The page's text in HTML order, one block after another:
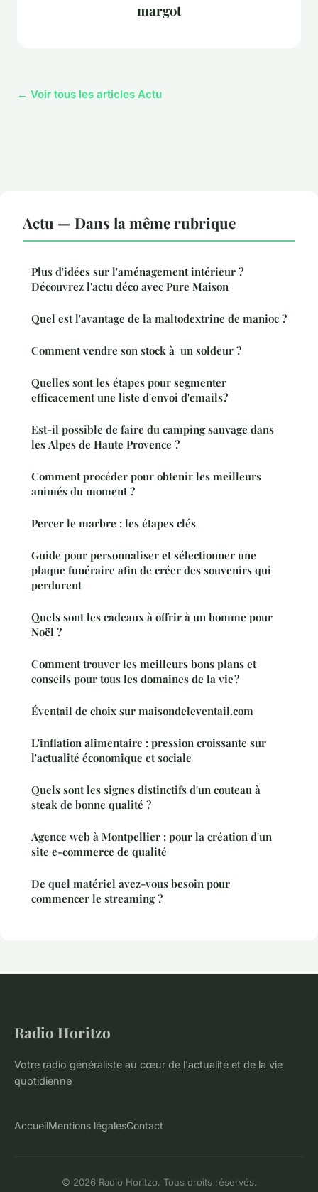
margot
← Voir tous les articles Actu
Actu — Dans la même rubrique
Plus d'idées sur l'aménagement intérieur ?
Découvrez l'actu déco avec Pure Maison
Quel est l'avantage de la maltodextrine de manioc ?
Comment vendre son stock à un soldeur ?
Quelles sont les étapes pour segmenter
efficacement une liste d'envoi d'emails?
Est-il possible de faire du camping sauvage dans
les Alpes de Haute Provence ?
Comment procéder pour obtenir les meilleurs
animés du moment ?
Percer le marbre : les étapes clés
Guide pour personnaliser et sélectionner une
plaque funéraire afin de créer des souvenirs qui
perdurent
Quels sont les cadeaux à offrir à un homme pour
Noël ?
Comment trouver les meilleurs bons plans et
conseils pour tous les domaines de la vie ?
Éventail de choix sur maisondeleventail.com
L'inflation alimentaire : pression croissante sur
l'actualité économique et sociale
Quels sont les signes distinctifs d'un couteau à
steak de bonne qualité ?
Agence web à Montpellier : pour la création d'un
site e-commerce de qualité
De quel matériel avez-vous besoin pour
commencer le streaming ?
Radio Horitzo
Votre radio généraliste au cœur de l'actualité et de la vie
quotidienne
AccueilMentions légalesContact
© 2026 Radio Horitzo. Tous droits réservés.